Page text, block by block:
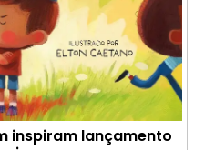
inspiram lançamento